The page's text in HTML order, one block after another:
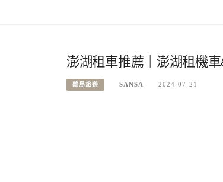
澎湖租車推薦｜澎湖租機
離島旅遊 SANSA 2024-07-21